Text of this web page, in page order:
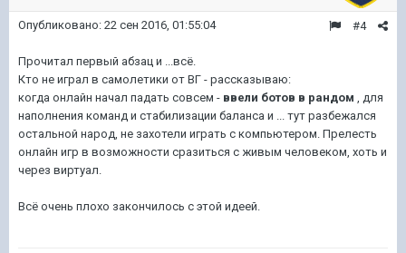
#4
Опубликовано: 22 сен 2016, 01:55:04
Прочитал первый абзац и ...всё.
Кто не играл в самолетики от ВГ - рассказываю:
когда онлайн начал падать совсем - ввели ботов в рандом , для
наполнения команд и стабилизации баланса и ... тут разбежался
остальной народ, не захотели играть с компьютером. Прелесть
онлайн игр в возможности сразиться с живым человеком, хоть и
через виртуал.
Всё очень плохо закончилось с этой идеей.